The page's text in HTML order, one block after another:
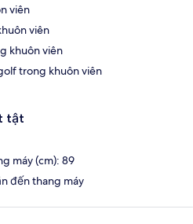
viên
viên
khuôn viên
trong khuôn viên
tật
máy (cm): 89
đến thang máy